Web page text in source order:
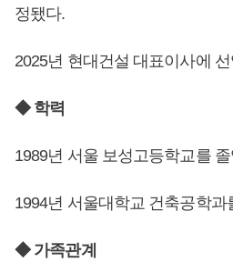
정됐다.
2025년 현대건설 대표이사에
◆ 학력
1989년 서울 보성고등학교를
1994년 서울대학교 건축공학과
◆ 가족관계